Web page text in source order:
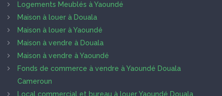
Logements Meublés à Yaoundé
Maison à louer à Douala
Maison à louer à Yaoundé
Maison à vendre à Douala
Maison à vendre à Yaoundé
Fonds de commerce à vendre à Yaoundé Douala
Cameroun
Local commercial et bureau à louer Yaoundé Douala